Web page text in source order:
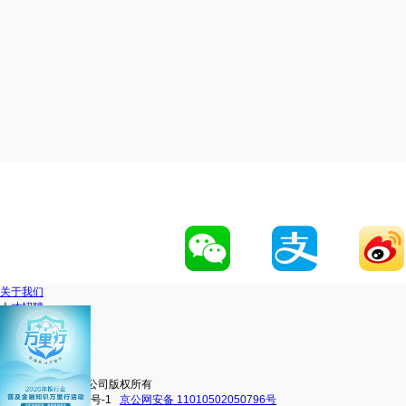
关于我们
人才招聘
网站地图
联系我们
移动官网
动卡空间
中信银行股份有限公司版权所有
京ICP备16038101号-1
京公网安备 11010502050796号